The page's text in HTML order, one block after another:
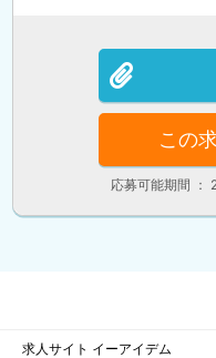
この
応募可能期間
求人サイト イーアイデム